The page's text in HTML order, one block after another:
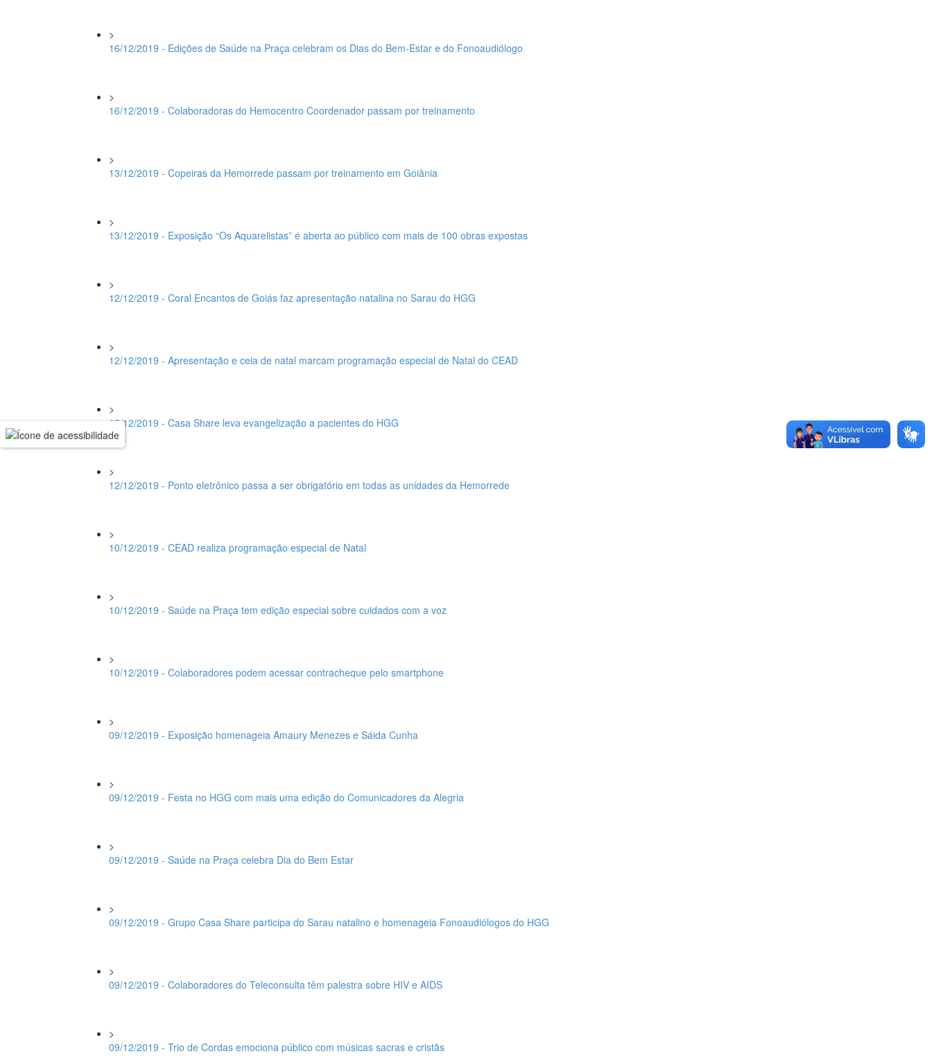
>
16/12/2019 - Edições de Saúde na Praça celebram os Dias do Bem-Estar e do Fonoaudiólogo
>
16/12/2019 - Colaboradoras do Hemocentro Coordenador passam por treinamento
>
13/12/2019 - Copeiras da Hemorrede passam por treinamento em Goiânia
>
13/12/2019 - Exposição “Os Aquarelistas” é aberta ao público com mais de 100 obras expostas
>
12/12/2019 - Coral Encantos de Goiás faz apresentação natalina no Sarau do HGG
>
12/12/2019 - Apresentação e ceia de natal marcam programação especial de Natal do CEAD
>
12/12/2019 - Casa Share leva evangelização a pacientes do HGG
>
12/12/2019 - Ponto eletrônico passa a ser obrigatório em todas as unidades da Hemorrede
>
10/12/2019 - CEAD realiza programação especial de Natal
>
10/12/2019 - Saúde na Praça tem edição especial sobre cuidados com a voz
>
10/12/2019 - Colaboradores podem acessar contracheque pelo smartphone
>
09/12/2019 - Exposição homenageia Amaury Menezes e Sáida Cunha
>
09/12/2019 - Festa no HGG com mais uma edição do Comunicadores da Alegria
>
09/12/2019 - Saúde na Praça celebra Dia do Bem Estar
>
09/12/2019 - Grupo Casa Share participa do Sarau natalino e homenageia Fonoaudiólogos do HGG
>
09/12/2019 - Colaboradores do Teleconsulta têm palestra sobre HIV e AIDS
>
09/12/2019 - Trio de Cordas emociona público com músicas sacras e cristãs